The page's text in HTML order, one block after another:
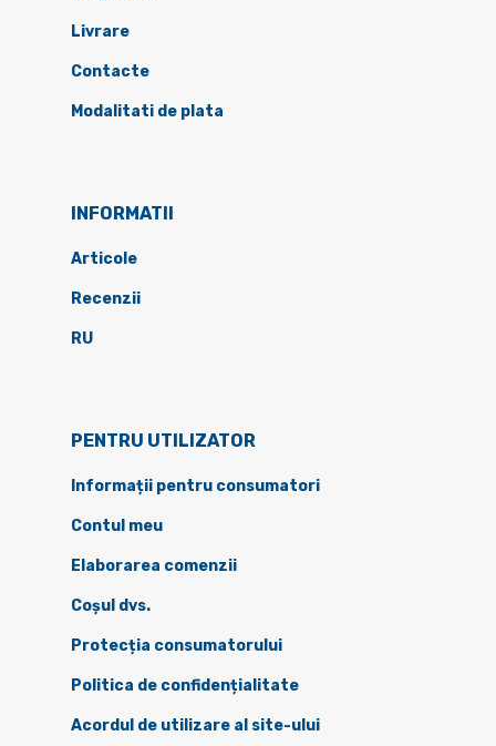
Livrare
Contacte
Modalitati de plata
INFORMATII
Articole
Recenzii
RU
PENTRU UTILIZATOR
Informații pentru consumatori
Contul meu
Elaborarea comenzii
Coșul dvs.
Protecția consumatorului
Politica de confidențialitate
Acordul de utilizare al site-ului